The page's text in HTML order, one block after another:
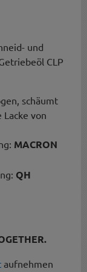
und
CLP
schäumt
von
MACRON
QH
aufnehmen